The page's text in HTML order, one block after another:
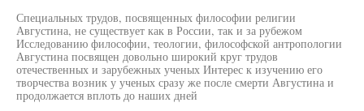
Специальных трудов, посвященных философии религии
Августина, не существует как в России, так и за рубежом
Исследованию философии, теологии, философской антропологии
Августина посвящен довольно широкий круг трудов
отечественных и зарубежных ученых Интерес к изучению его
творчества возник у ученых сразу же после смерти Августина и
продолжается вплоть до наших дней